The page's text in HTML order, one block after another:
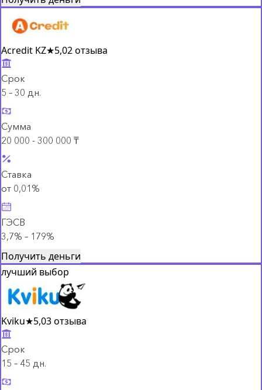
Acredit KZ★5,02 отзыва
Срок
5 – 30 дн.
Сумма
20 000 - 300 000 ₸
Ставка
от 0,01%
ГЭСВ
3,7% – 179%
Получить деньги
лучший выбор
Kviku★5,03 отзыва
Срок
15 – 45 дн.